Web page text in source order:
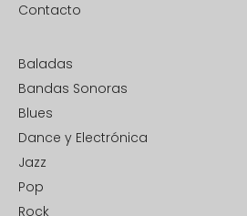
Contacto
Baladas
Bandas Sonoras
Blues
Dance y Electrónica
Jazz
Pop
Rock